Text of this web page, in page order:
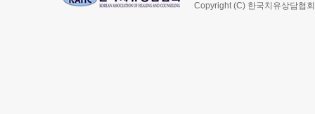
Copyright (C) 한국치유상담협